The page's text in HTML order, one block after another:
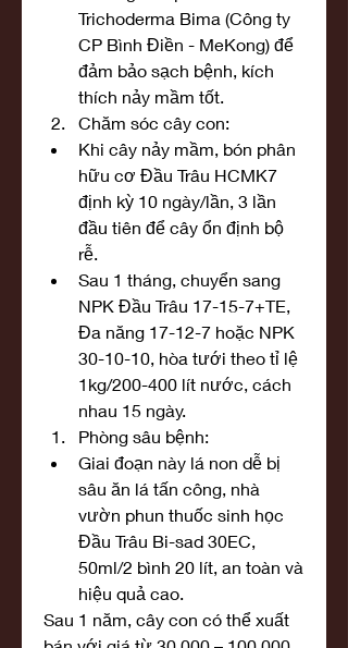
Trichoderma Bima (Công ty
CP Bình Điền - MeKong) để
đảm bảo sạch bệnh, kích
thích nảy mầm tốt.
Chăm sóc cây con:
Khi cây nảy mầm, bón phân
hữu cơ Đầu Trâu HCMK7
định kỳ 10 ngày/lần, 3 lần
đầu tiên để cây ổn định bộ
rễ.
Sau 1 tháng, chuyển sang
NPK Đầu Trâu 17-15-7+TE,
Đa năng 17-12-7 hoặc NPK
30-10-10, hòa tưới theo tỉ lệ
1kg/200-400 lít nước, cách
nhau 15 ngày.
Phòng sâu bệnh:
Giai đoạn này lá non dễ bị
sâu ăn lá tấn công, nhà
vườn phun thuốc sinh học
Đầu Trâu Bi-sad 30EC,
50ml/2 bình 20 lít, an toàn và
hiệu quả cao.
Sau 1 năm, cây con có thể xuất